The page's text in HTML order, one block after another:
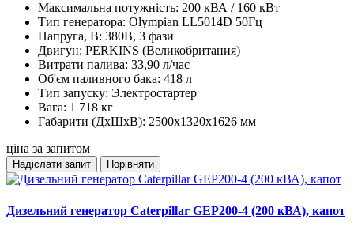
Максимальна потужність: 200 кВА / 160 кВт
Тип генератора: Olympian LL5014D 50Гц
Напруга, В: 380В, 3 фази
Двигун: PERKINS (Великобритания)
Витрати палива: 33,90 л/час
Об'єм паливного бака: 418 л
Тип запуску: Электростартер
Вага: 1 718 кг
Габарити (ДхШхВ): 2500х1320х1626 мм
ціна за запитом
Надіслати запит Порівняти
Дизельний генератор Caterpillar GEP200-4 (200 кВА), капот